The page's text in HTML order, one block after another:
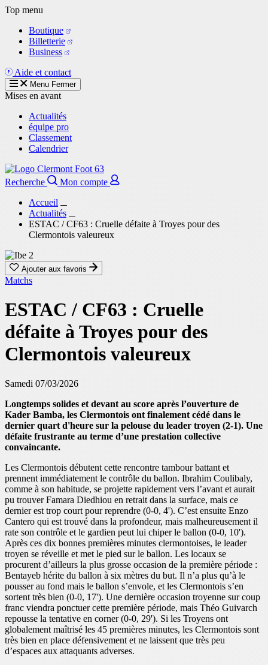
Aller
contenu
principal
Top menu
Boutique
Billetterie
Business
Aide et contact
Menu Fermer
Mises en avant
Actualités
équipe pro
Classement
Calendrier
Recherche
Mon compte
Accueil
Actualités
ESTAC / CF63 : Cruelle défaite à Troyes pour des
Clermontois valeureux
Ajouter aux favoris
Matchs
ESTAC / CF63 : Cruelle
défaite à Troyes pour des
Clermontois valeureux
Samedi 07/03/2026
Longtemps solides et devant au score après l’ouverture de
Kader Bamba, les Clermontois ont finalement cédé dans le
dernier quart d'heure sur la pelouse du leader troyen (2-1). Une
défaite frustrante au terme d’une prestation collective
convaincante.
Les Clermontois débutent cette rencontre tambour battant et
prennent immédiatement le contrôle du ballon. Ibrahim Coulibaly,
comme à son habitude, se projette rapidement vers l’avant et aurait
pu trouver Famara Diedhiou en retrait dans la surface, mais ce
dernier est trop court pour reprendre (0-0, 4'). C’est ensuite Enzo
Cantero qui est trouvé dans la profondeur, mais malheureusement il
rate son contrôle et le gardien peut lui chiper le ballon (0-0, 10').
Après ces dix bonnes premières minutes clermontoises, le leader
troyen se réveille et met le pied sur le ballon. Les locaux se
procurent d’ailleurs la plus grosse occasion de la première période :
Bentayeb hérite du ballon à six mètres du but. Il n’a plus qu’à le
pousser au fond mais le ballon s’envole, et les Clermontois s’en
sortent très bien (0-0, 17'). Une dernière occasion troyenne sur coup
franc viendra ponctuer cette première période, mais Théo Guivarch
repousse la tentative en corner (0-0, 29'). Si les Troyens ont
globalement maîtrisé les 45 premières minutes, les Clermontois sont
très bien en place défensivement et ne laissent que très peu
d’espaces aux attaquants adverses.